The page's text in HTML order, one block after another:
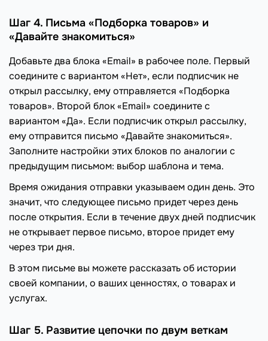
Шаг 4. Письма «Подборка товаров» и
«Давайте знакомиться»
Добавьте два блока «Email» в рабочее поле. Первый
соедините с вариантом «Нет», если подписчик не
открыл рассылку, ему отправляется «Подборка
товаров». Второй блок «Email» соедините с
вариантом «Да». Если подписчик открыл рассылку,
ему отправится письмо «Давайте знакомиться».
Заполните настройки этих блоков по аналогии с
предыдущим письмом: выбор шаблона и тема.
Время ожидания отправки указываем один день. Это
значит, что следующее письмо придет через день
после открытия. Если в течение двух дней подписчик
не открывает первое письмо, второе придет ему
через три дня.
В этом письме вы можете рассказать об истории
своей компании, о ваших ценностях, о товарах и
услугах.
Шаг 5. Развитие цепочки по двум веткам